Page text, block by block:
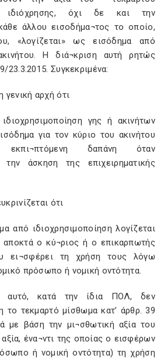
ιδιόχρησης, όχι δε και την
άλλου εισοδήμα¬τος το οποίο,
«λογίζεται» ως εισόδημα από
Η διά¬κριση αυτή ρητώς
23.3.2015. Συγκεκριμένα:
γενική αρχή ότι
γης ή ακινήτων
για τον κύριο του ακινήτου
δαπάνη όταν
την άσκηση της επιχειρηματικής
ότι
από ιδιοχρησιμοποίηση λογίζεται
ο κύ¬ριος ή ο επικαρπωτής
ει¬σφέρει τη χρήση τους λόγω
πρόσωπο ή νομική οντότητα.
αυτό, κατά την ίδια ΠΟΛ, δεν
το τεκμαρτό μίσθωμα κατ’ άρθρ. 39
με βάση την μι¬σθωτική αξία του
ένα¬ντι της οποίας ο εισφέρων
ή νομική οντότητα) τη χρήση